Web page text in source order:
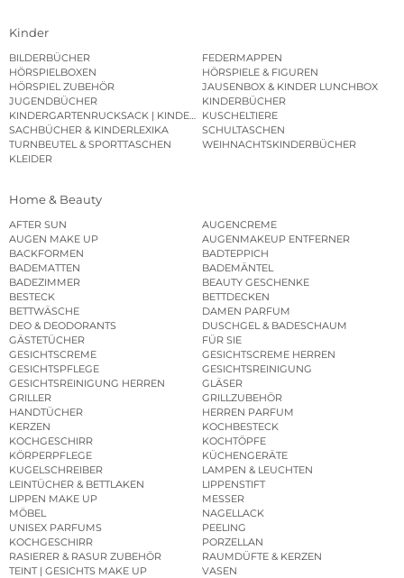
Kinder
BILDERBÜCHER
FEDERMAPPEN
HÖRSPIELBOXEN
HÖRSPIELE & FIGUREN
HÖRSPIEL ZUBEHÖR
JAUSENBOX & KINDER LUNCHBOX
JUGENDBÜCHER
KINDERBÜCHER
KINDERGARTENRUCKSACK | KINDERGARTENBEUTEL
KUSCHELTIERE
SACHBÜCHER & KINDERLEXIKA
SCHULTASCHEN
TURNBEUTEL & SPORTTASCHEN
WEIHNACHTSKINDERBÜCHER
KLEIDER
Home & Beauty
AFTER SUN
AUGENCREME
AUGEN MAKE UP
AUGENMAKEUP ENTFERNER
BACKFORMEN
BADTEPPICH
BADEMATTEN
BADEMÄNTEL
BADEZIMMER
BEAUTY GESCHENKE
BESTECK
BETTDECKEN
BETTWÄSCHE
DAMEN PARFUM
DEO & DEODORANTS
DUSCHGEL & BADESCHAUM
GÄSTETÜCHER
FÜR SIE
GESICHTSCREME
GESICHTSCREME HERREN
GESICHTSPFLEGE
GESICHTSREINIGUNG
GESICHTSREINIGUNG HERREN
GLÄSER
GRILLER
GRILLZUBEHÖR
HANDTÜCHER
HERREN PARFUM
KERZEN
KOCHBESTECK
KOCHGESCHIRR
KOCHTÖPFE
KÖRPERPFLEGE
KÜCHENGERÄTE
KUGELSCHREIBER
LAMPEN & LEUCHTEN
LEINTÜCHER & BETTLAKEN
LIPPENSTIFT
LIPPEN MAKE UP
MESSER
MÖBEL
NAGELLACK
UNISEX PARFUMS
PEELING
KOCHGESCHIRR
PORZELLAN
RASIERER & RASUR ZUBEHÖR
RAUMDÜFTE & KERZEN
TEINT | GESICHTS MAKE UP
VASEN